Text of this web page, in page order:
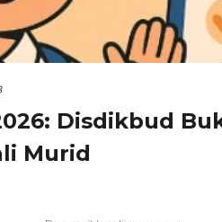
Disdikbud
Murid